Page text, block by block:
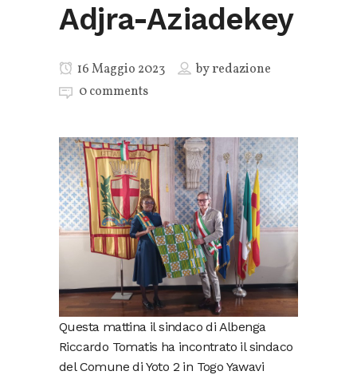
Adjra-Aziadekey
16 Maggio 2023 byredazione
0 comments
Questa mattina il sindaco di Albenga
Riccardo Tomatis ha incontrato il sindaco
del Comune di Yoto 2 in Togo Yawavi